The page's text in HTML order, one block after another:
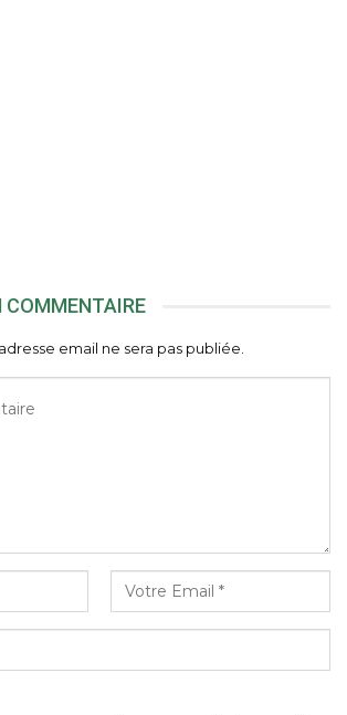
COMMENTAIRE
email ne sera pas publiée.